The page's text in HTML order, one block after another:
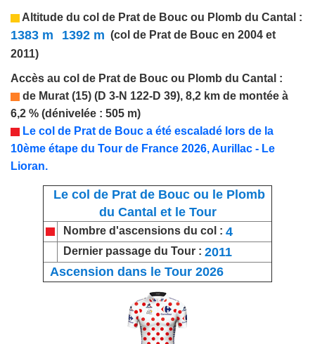
Altitude du col de Prat de Bouc ou Plomb du Cantal :
1383 m 1392 m (col de Prat de Bouc en 2004 et
2011)
Accès au col de Prat de Bouc ou Plomb du Cantal :
de Murat (15) (D 3-N 122-D 39), 8,2 km de montée à
6,2 % (dénivelée : 505 m)
Le col de Prat de Bouc a été escaladé lors de la
10ème étape du Tour de France 2026,Aurillac - Le
Lioran.
Le col de Prat de Bouc ou le Plomb
du Cantal et le Tour
Nombre d'ascensions du col : 4
Dernier passage du Tour : 2011
Ascension dans le Tour 2026